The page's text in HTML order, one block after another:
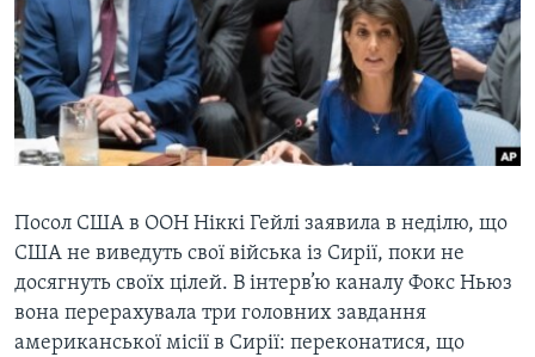
СУСПІЛЬСТВО
ЕКОНОМІКА
ІСТОРІЇ УСПІХУ УКРАЇНЦІВ
ТЕЛЕПРОГРАМИ
ЧАС-TIME
БРИФІНГ ГОЛОСУ АМЕРИКИ
ВІКНО В АМЕРИКУ
ПРАЙМ-ТАЙМ
ПОГЛЯД З ВАШИНГТОНА
ENGLISH
Learning English
МИ В СОЦМЕРЕЖАХ
Мови
Посол США в ООН Ніккі Гейлі заявила в неділю, що
США не виведуть свої війська із Сирії, поки не
досягнуть своїх цілей. В інтерв’ю каналу Фокс Ньюз
вона перерахувала три головних завдання
американської місії в Сирії: переконатися, що